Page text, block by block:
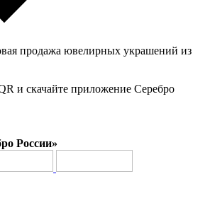
продажа ювелирных украшений из
и скачайте приложение Серебро
России»